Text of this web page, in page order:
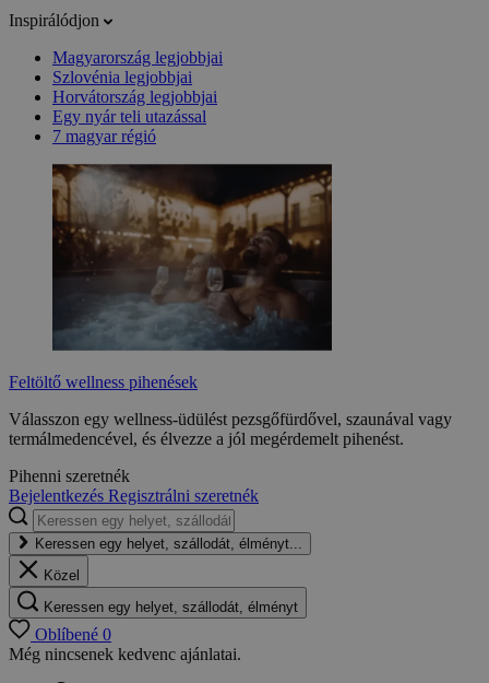
Inspirálódjon
Magyarország legjobbjai
Szlovénia legjobbjai
Horvátország legjobbjai
Egy nyár teli utazással
7 magyar régió
Feltöltő wellness pihenések
Válasszon egy wellness-üdülést pezsgőfürdővel, szaunával vagy
termálmedencével, és élvezze a jól megérdemelt pihenést.
Pihenni szeretnék
Bejelentkezés Regisztrálni szeretnék
Keressen egy helyet, szállodát, élményt...
Közel
Keressen egy helyet, szállodát, élményt
Oblíbené 0
Még nincsenek kedvenc ajánlatai.